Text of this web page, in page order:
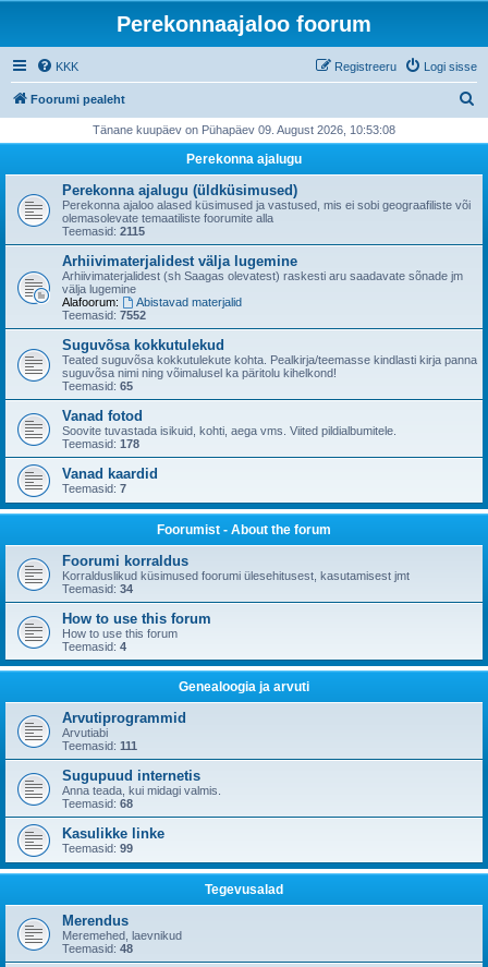
Perekonnaajaloo foorum
KKK Logi sisse
Registreeru
Foorumi pealeht
i
Tänane kuupäev on Pühapäev 09. August 2026, 10:53:08
Perekonna ajalugu
Perekonna ajalugu (üldküsimused)
Perekonna ajaloo alased küsimused ja vastused, mis ei sobi geograafiliste või
olemasolevate temaatiliste foorumite alla
Teemasid: 2115
Arhiivimaterjalidest välja lugemine
Arhiivimaterjalidest (sh Saagas olevatest) raskesti aru saadavate sõnade jm
välja lugemine
Alafoorum:
Abistavad materjalid
Teemasid: 7552
Suguvõsa kokkutulekud
Teated suguvõsa kokkutulekute kohta. Pealkirja/teemasse kindlasti kirja panna
suguvõsa nimi ning võimalusel ka päritolu kihelkond!
Teemasid: 65
Vanad fotod
Soovite tuvastada isikuid, kohti, aega vms. Viited pildialbumitele.
Teemasid: 178
Vanad kaardid
Teemasid: 7
Foorumist - About the forum
Foorumi korraldus
Korralduslikud küsimused foorumi ülesehitusest, kasutamisest jmt
Teemasid: 34
How to use this forum
How to use this forum
Teemasid: 4
Genealoogia ja arvuti
Arvutiprogrammid
Arvutiabi
Teemasid: 111
Sugupuud internetis
Anna teada, kui midagi valmis.
Teemasid: 68
Kasulikke linke
Teemasid: 99
Tegevusalad
Merendus
Meremehed, laevnikud
Teemasid: 48